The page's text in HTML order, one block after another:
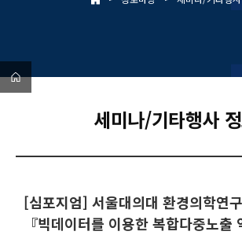
세미나/기타행사
[심포지엄] 서울대의대 환경의학연
『빅데이터를 이용한 복합다중노출